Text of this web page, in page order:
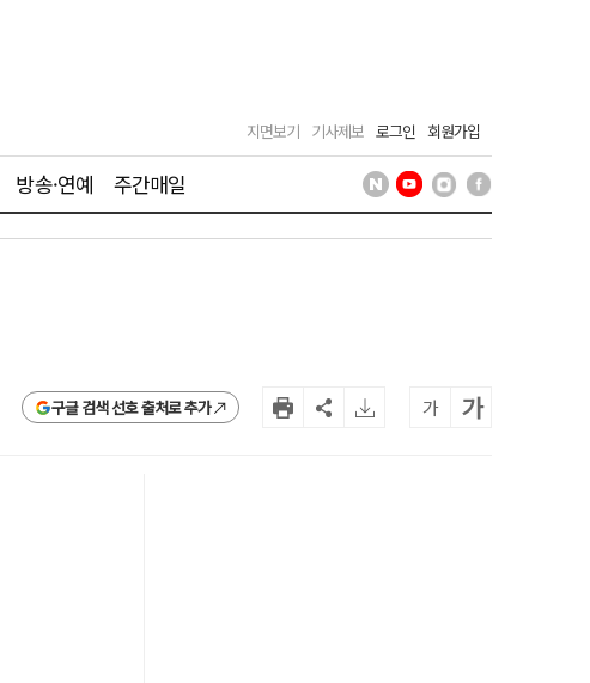
지면보기 기사제보 로그인 회원가입
방송·연예 주간매일
구글 검색 선호 출처로 추가 가 가